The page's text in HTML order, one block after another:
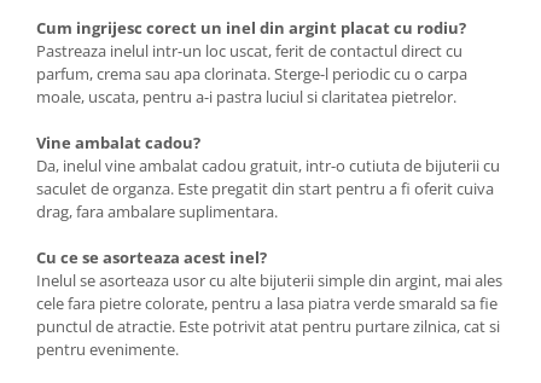
Cum ingrijesc corect un inel din argint placat cu rodiu?
Pastreaza inelul intr-un loc uscat, ferit de contactul direct cu
parfum, crema sau apa clorinata. Sterge-l periodic cu o carpa
moale, uscata, pentru a-i pastra luciul si claritatea pietrelor.
Vine ambalat cadou?
Da, inelul vine ambalat cadou gratuit, intr-o cutiuta de bijuterii cu
saculet de organza. Este pregatit din start pentru a fi oferit cuiva
drag, fara ambalare suplimentara.
Cu ce se asorteaza acest inel?
Inelul se asorteaza usor cu alte bijuterii simple din argint, mai ales
cele fara pietre colorate, pentru a lasa piatra verde smarald sa fie
punctul de atractie. Este potrivit atat pentru purtare zilnica, cat si
pentru evenimente.